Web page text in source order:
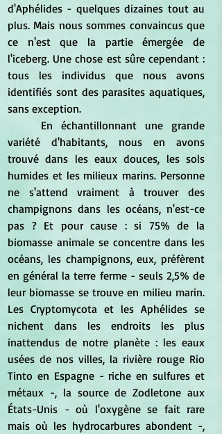
d'Aphélides - quelques dizaines tout au
plus. Mais nous sommes convaincus que
ce n'est que la partie émergée de
l'iceberg. Une chose est sûre cependant :
tous les individus que nous avons
identifiés sont des parasites aquatiques,
sans exception.
variété d'habitants, nous en avons
trouvé dans les eaux douces, les sols
humides et les milieux marins. Personne
ne s'attend vraiment à trouver des
champignons dans les océans, n'est-ce
pas ? Et pour cause : si 75% de la
biomasse animale se concentre dans les
océans, les champignons, eux, préfèrent
en général la terre ferme - seuls 2,5% de
Les Cryptomycota et les Aphélides se
nichent dans les endroits les plus
inattendus de notre planète : les eaux
usées de nos villes, la rivière rouge Rio
Tinto en Espagne - riche en sulfures et
métaux -, la source de Zodletone aux
États-Unis - où l'oxygène se fait rare
mais où les hydrocarbures abondent -,